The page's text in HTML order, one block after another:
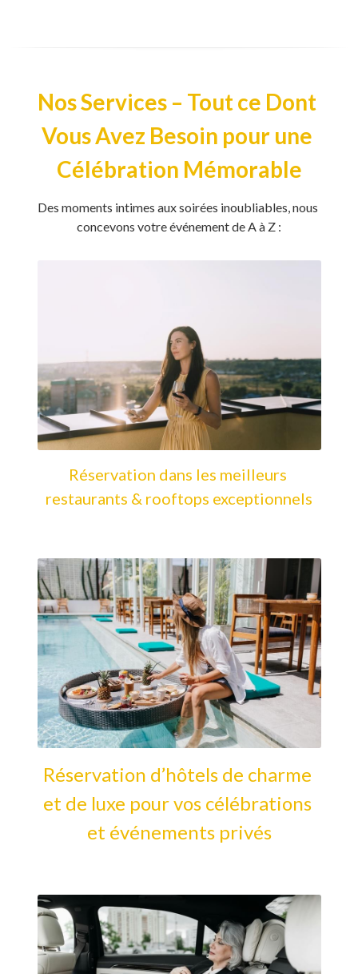
Nos Services – Tout ce Dont
Vous Avez Besoin pour une
Célébration Mémorable
Des moments intimes aux soirées inoubliables, nous
concevons votre événement de A à Z :
Réservation dans les meilleurs
restaurants & rooftops exceptionnels
Réservation d’hôtels de charme
et de luxe pour vos célébrations
et événements privés